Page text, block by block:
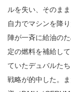
ルを失い、そのま
自力でマシンを降
陣が一斉に給油の
定の燃料を補給し
ていたデュバルた
戦略が的中した。